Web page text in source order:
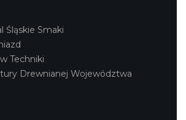
Śląskie Smaki
Techniki
Drewnianej Województwa